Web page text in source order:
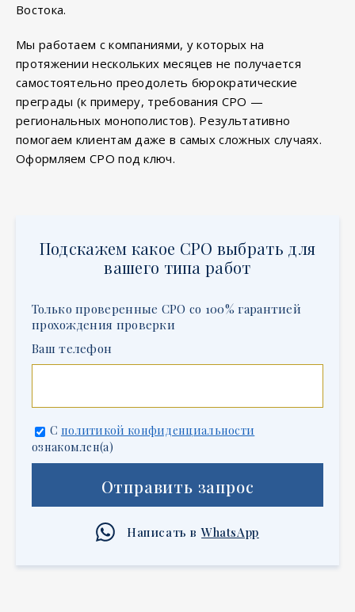
Востока.
Мы работаем с компаниями, у которых на
протяжении нескольких месяцев не получается
самостоятельно преодолеть бюрократические
преграды (к примеру, требования СРО —
региональных монополистов). Результативно
помогаем клиентам даже в самых сложных случаях.
Оформляем СРО под ключ.
Подскажем какое СРО выбрать для
вашего типа работ
Только проверенные СРО со 100% гарантией
прохождения проверки
Ваш телефон
С политикой конфиденциальности
ознакомлен(а)
Отправить запрос
Написать в WhatsApp